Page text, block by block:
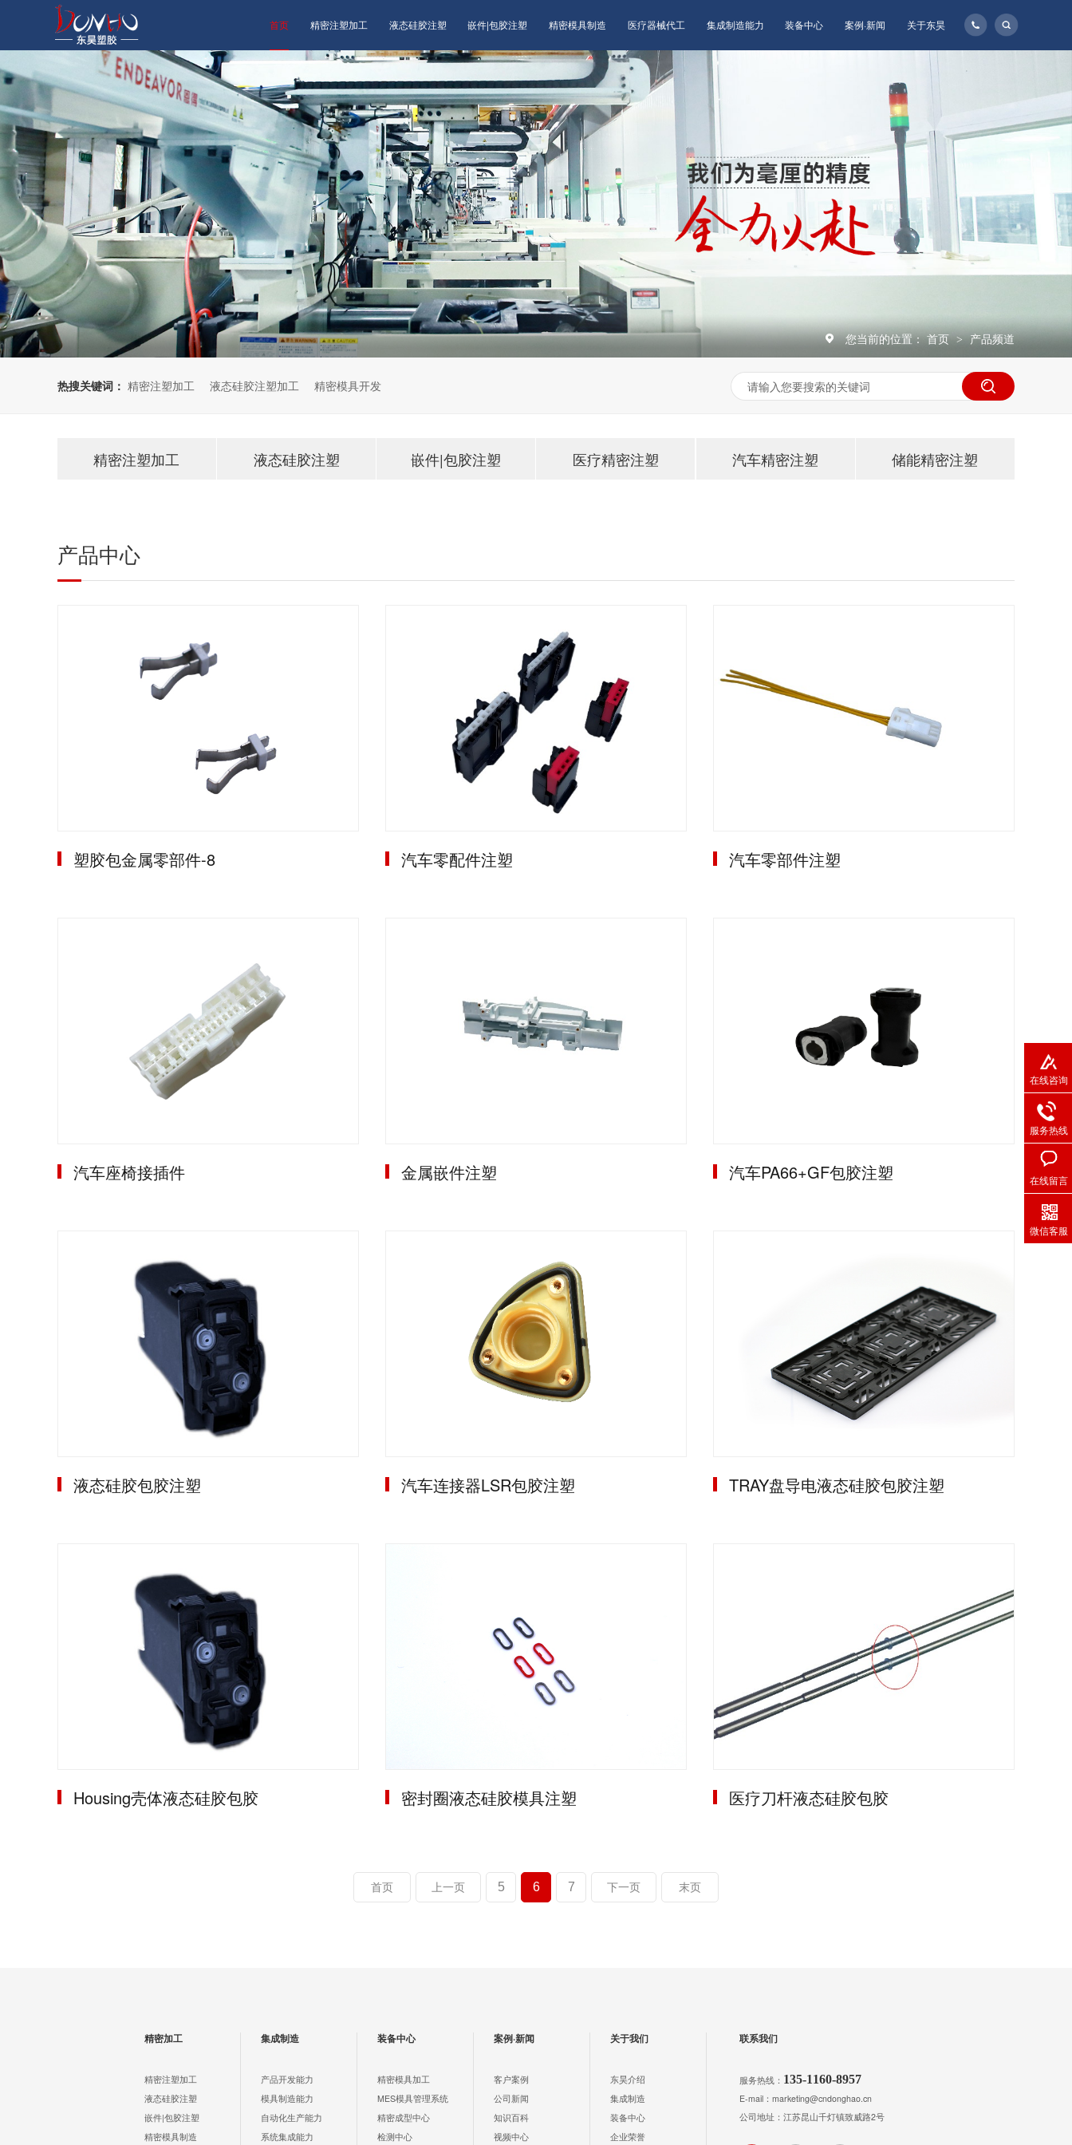
135-
8957
首页 精密注塑加工 液态硅胶注塑 嵌件|包胶注塑 精密模具制造 医疗器械代工 集成制造能力 装备中心 案例·新闻 关于东昊
您当前的位置： 首页 > 产品频道
热搜关键词： 精密注塑加工 液态硅胶注塑加工 精密模具开发
精密注塑加工 液态硅胶注塑 嵌件|包胶注塑 医疗精密注塑 汽车精密注塑 储能精密注塑
产品中心
塑胶包金属零部件-8 汽车零配件注塑 汽车零部件注塑
汽车座椅接插件 金属嵌件注塑 汽车PA66+GF包胶注塑
液态硅胶包胶注塑 汽车连接器LSR包胶注塑 TRAY盘导电液态硅胶包胶注塑
Housing壳体液态硅胶包胶 密封圈液态硅胶模具注塑 医疗刀杆液态硅胶包胶
首页 上一页 5 6 7 下一页 末页
精密加工
精密注塑加工
液态硅胶注塑
嵌件|包胶注塑
精密模具制造
集成制造
产品开发能力
模具制造能力
自动化生产能力
系统集成能力
装备中心
精密模具加工
MES模具管理系统
精密成型中心
检测中心
案例·新闻
客户案例
公司新闻
知识百科
视频中心
关于我们
东昊介绍
集成制造
装备中心
企业荣誉
联系我们
服务热线： 135-1160-8957
E-mail：marketing@cndonghao.cn
公司地址：江苏昆山千灯镇致威路2号
在线咨询
服务热线
在线留言
微信客服